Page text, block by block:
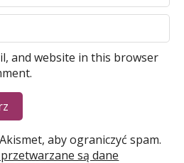
and website in this browser
aby ograniczyć spam.
są dane